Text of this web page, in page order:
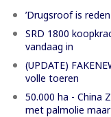
’Drugsroof is
SRD 1800
vandaag in
(UPDATE)
volle toeren
50.000 ha - China
met palmolie